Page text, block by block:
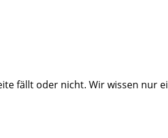
fällt oder nicht. Wir wissen nur